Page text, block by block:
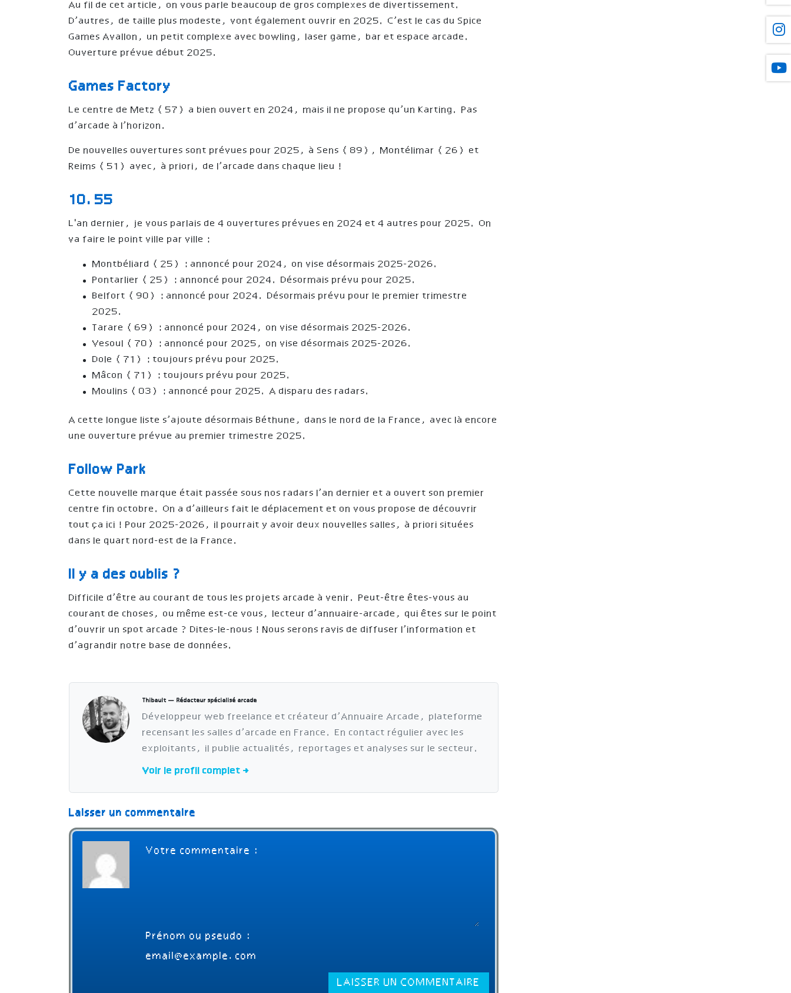
Au fil de cet article, on vous parle beaucoup de gros complexes de divertissement.
D’autres, de taille plus modeste, vont également ouvrir en 2025. C’est le cas du Spice
Games Avallon, un petit complexe avec bowling, laser game, bar et espace arcade.
Ouverture prévue début 2025.
Games Factory
Le centre de Metz (57) a bien ouvert en 2024, mais il ne propose qu’un Karting. Pas
d’arcade à l’horizon.
De nouvelles ouvertures sont prévues pour 2025, à Sens (89), Montélimar (26) et
Reims (51) avec, à priori, de l’arcade dans chaque lieu !
10.55
L'an dernier, je vous parlais de 4 ouvertures prévues en 2024 et 4 autres pour 2025. On
va faire le point ville par ville :
Montbéliard (25) : annoncé pour 2024, on vise désormais 2025-2026.
Pontarlier (25) : annoncé pour 2024. Désormais prévu pour 2025.
Belfort (90) : annoncé pour 2024. Désormais prévu pour le premier trimestre
2025.
Tarare (69) : annoncé pour 2024, on vise désormais 2025-2026.
Vesoul (70) : annoncé pour 2025, on vise désormais 2025-2026.
Dole (71) : toujours prévu pour 2025.
Mâcon (71) : toujours prévu pour 2025.
Moulins (03) : annoncé pour 2025. A disparu des radars.
A cette longue liste s’ajoute désormais Béthune, dans le nord de la France, avec là encore
une ouverture prévue au premier trimestre 2025.
Follow Park
Cette nouvelle marque était passée sous nos radars l’an dernier et a ouvert son premier
centre fin octobre. On a d’ailleurs fait le déplacement et on vous propose de découvrir
tout ça ici ! Pour 2025-2026, il pourrait y avoir deux nouvelles salles, à priori situées
dans le quart nord-est de la France.
Il y a des oublis ?
Difficile d’être au courant de tous les projets arcade à venir. Peut-être êtes-vous au
courant de choses, ou même est-ce vous, lecteur d’annuaire-arcade, qui êtes sur le point
d’ouvrir un spot arcade ? Dites-le-nous ! Nous serons ravis de diffuser l’information et
d’agrandir notre base de données.
Thibault — Rédacteur spécialisé arcade
Développeur web freelance et créateur d’Annuaire Arcade, plateforme
recensant les salles d’arcade en France. En contact régulier avec les
exploitants, il publie actualités, reportages et analyses sur le secteur.
Voir le profil complet →
Laisser un commentaire